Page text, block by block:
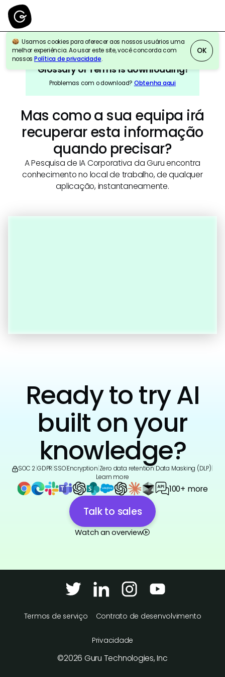
Usamos cookies para oferecer aos nossos usuários uma
melhor experiência. Ao usar este site, você concorda com
nossos Política de privacidade.
OK
Glossary of Terms is downloading!
Problemas com o download? Obtenha aqui
Mas como a sua equipa irá
recuperar esta informação
quando precisar?
A Pesquisa de IA Corporativa da Guru encontra
conhecimento no local de trabalho, de qualquer
aplicação, instantaneamente.
Ready to try AI
built on your
knowledge?
SOC 2 GDPR SSO|Encryption Zero data retention Data Masking (DLP)
Learn more
100+ more
Talk to sales
Watch an overview
Termos de serviço Contrato de desenvolvimento
Privacidade
©2026 Guru Technologies, Inc